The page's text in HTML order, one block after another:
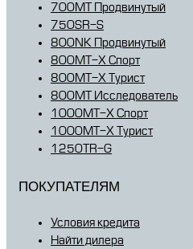
700MT Продвинутый
750SR-S
800NK Продвинутый
800MT-X Спорт
800MT-X Турист
800MT Исследователь
1000MT-X Спорт
1000MT-X Турист
1250TR-G
ПОКУПАТЕЛЯМ
Условия кредита
Найти дилера